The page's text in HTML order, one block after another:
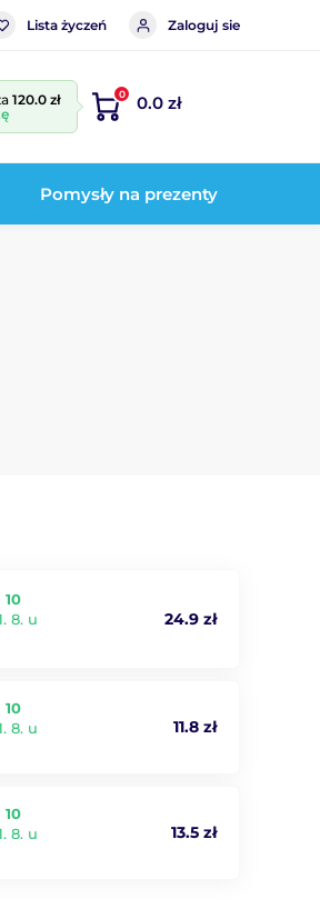
Lista życzeń Zaloguj sie
120.0 zł
0 0.0 zł
Pomysły na prezenty
8. u
24.9 zł
8. u
11.8 zł
8. u
13.5 zł